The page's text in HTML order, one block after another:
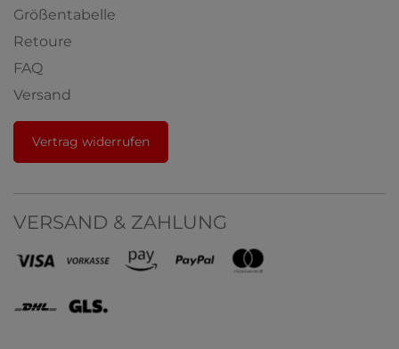
Größentabelle
Retoure
FAQ
Versand
Vertrag widerrufen
VERSAND & ZAHLUNG